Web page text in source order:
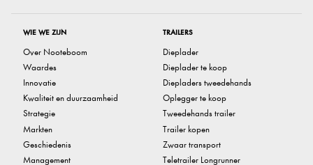
WIE WE ZIJN
Over Nooteboom
Waardes
Innovatie
Kwaliteit en duurzaamheid
Strategie
Markten
Geschiedenis
Management
TRAILERS
Dieplader
Dieplader te koop
Diepladers tweedehands
Oplegger te koop
Tweedehands trailer
Trailer kopen
Zwaar transport
Teletrailer Longrunner